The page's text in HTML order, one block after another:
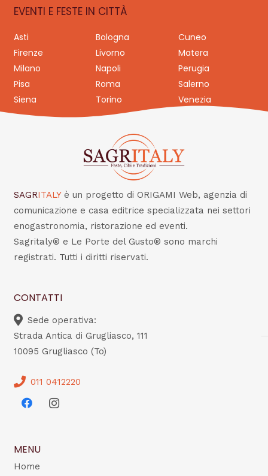
EVENTI E FESTE IN CITTÀ
Asti Bologna
Cuneo
Firenze
Livorno
Matera
Milano
Napoli
Perugia
Pisa
Roma
Salerno
Siena
Torino Venezia
SAGRITALY è un progetto di ORIGAMI Web, agenzia di
comunicazione e casa editrice specializzata nei settori
enogastronomia, ristorazione ed eventi.
Sagritaly® e Le Porte del Gusto® sono marchi
registrati. Tutti i diritti riservati.
CONTATTI
Sede operativa:
Strada Antica di Grugliasco, 111
10095 Grugliasco (To)
011 0412220
MENU
Home